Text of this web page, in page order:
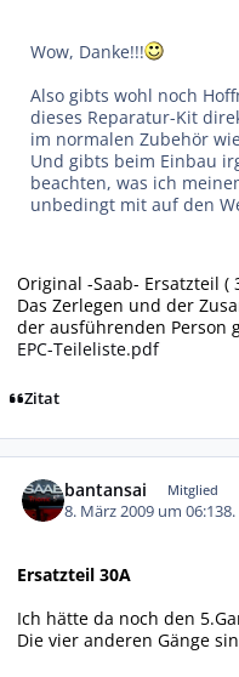
Wow, Danke!!!
Also gibts wohl noch
dieses Reparatur-Kit
im normalen Zubehör
Und gibts beim Einbau
beachten, was ich
unbedingt mit auf den
Original -Saab- Ersatzteil (
Das Zerlegen und der
der ausführenden Person
EPC-Teileliste.pdf
Zitat
bantansai Mitglied
8. März 2009 um 06:13
Ersatzteil 30A
Ich hätte da noch den
Die vier anderen Gänge